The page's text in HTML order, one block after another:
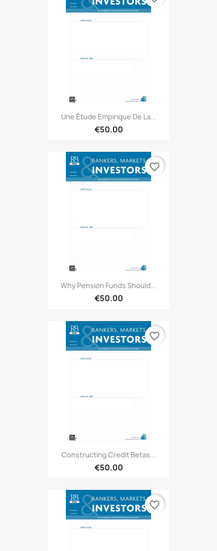
Une Étude Empirique De La...
€50.00
Why Pension Funds Should...
€50.00
favorite_border
Constructing Credit Betas...
€50.00
favorite_border
favorite_border